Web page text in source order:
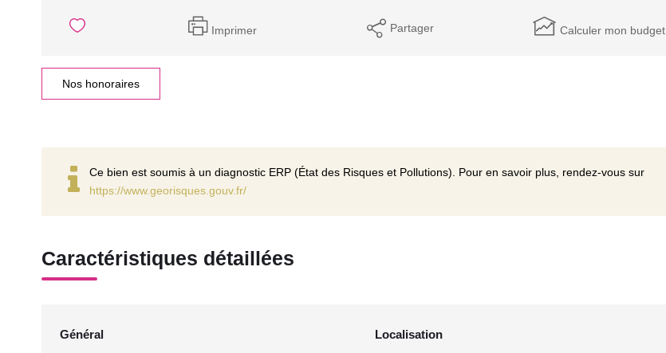
Imprimer Partager Calculer mon budget
Nos honoraires
Ce bien est soumis à un diagnostic ERP (État des Risques et Pollutions). Pour en savoir plus, rendez-vous sur
https://www.georisques.gouv.fr/
Caractéristiques détaillées
Général Localisation